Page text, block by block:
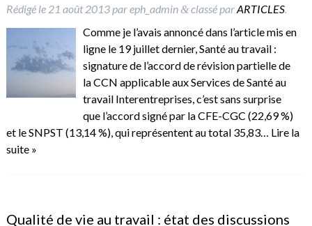
Rédigé le 21 août 2013pareph_admin &classé parARTICLES.
Comme je l’avais annoncé dans l’article mis en
ligne le 19 juillet dernier, Santé au travail :
signature de l’accord de révision partielle de
la CCN applicable aux Services de Santé au
travail Interentreprises, c’est sans surprise
que l’accord signé par la CFE-CGC (22,69 %)
et le SNPST (13,14 %), qui représentent au total 35,83… Lire la
suite »
Qualité de vie au travail : état des discussions